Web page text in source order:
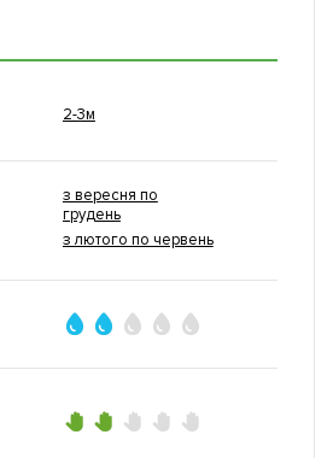
2-3м
з вересня по
грудень
з лютого по червень